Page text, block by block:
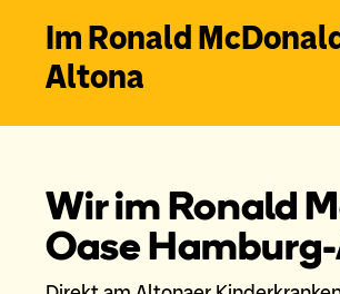
Im Ronald
Altona
Wir im Ronald
Oase